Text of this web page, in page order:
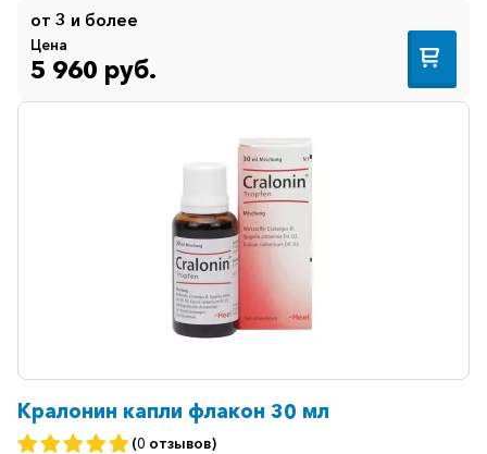
от 3 и более
Цена
5 960 руб.
Кралонин капли флакон 30 мл
(0 отзывов)